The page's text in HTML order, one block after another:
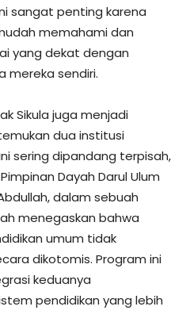
sangat penting karena
memahami dan
yang dekat dengan
mereka sendiri.
Sikula juga menjadi
dua institusi
sering dipandang terpisah,
Dayah Darul Ulum
dalam sebuah
menegaskan bahwa
umum tidak
dikotomis. Program ini
keduanya
pendidikan yang lebih